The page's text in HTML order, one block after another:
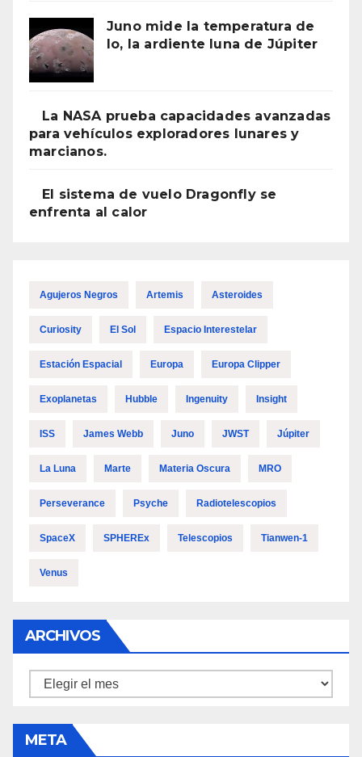
Juno mide la temperatura de
Io, la ardiente luna de Júpiter
La NASA prueba capacidades avanzadas
para vehículos exploradores lunares y
marcianos.
El sistema de vuelo Dragonfly se
enfrenta al calor
Agujeros Negros Artemis Asteroides
Curiosity El Sol Espacio Interestelar
Estación Espacial Europa Europa Clipper
Exoplanetas Hubble Ingenuity Insight
ISS James Webb Juno JWST Júpiter
La Luna Marte Materia Oscura MRO
Perseverance Psyche Radiotelescopios
SpaceX SPHEREx Telescopios Tianwen-1
Venus
ARCHIVOS
Archivos
META